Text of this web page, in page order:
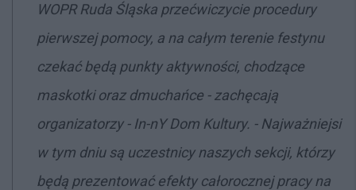
WOPR Ruda Śląska przećwiczycie procedury
pierwszej pomocy, a na całym terenie festynu
czekać będą punkty aktywności, chodzące
maskotki oraz dmuchańce - zachęcają
organizatorzy - In-nY Dom Kultury. - Najważniejsi
w tym dniu są uczestnicy naszych sekcji, którzy
będą prezentować efekty całorocznej pracy na